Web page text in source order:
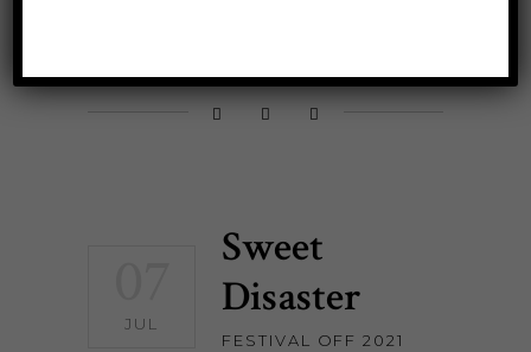
JUL
Sweet
Disaster
FESTIVAL OFF 2021